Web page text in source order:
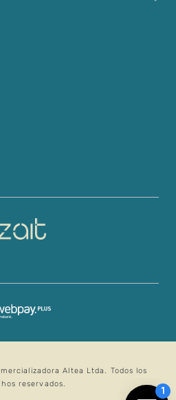
Altea Ltda. Todos los
reservados.